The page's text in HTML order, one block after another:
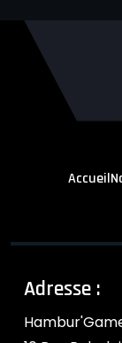
Accueil
Adresse :